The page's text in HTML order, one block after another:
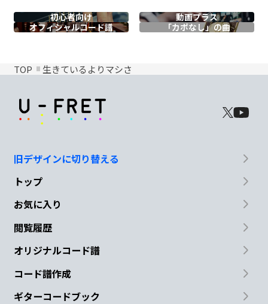
初心者向け
動画プラス
オフィシャルコード譜 「カポなし」の曲
TOP 生きているよりマシさ
旧デザインに切り替える
トップ
お気に入り
閲覧履歴
オリジナルコード譜
コード譜作成
ギターコードブック